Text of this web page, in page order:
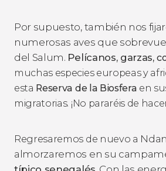
Por supuesto, también nos
numerosas aves que
del Salum. Pelícanos, garzas,
muchas especies europeas y
esta Reserva de la Biosfera en
migratorias. ¡No pararéis de
Regresaremos de nuevo a
almorzaremos en su